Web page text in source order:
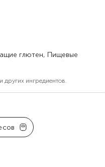
глютен, Пищевые
других ингредиентов.